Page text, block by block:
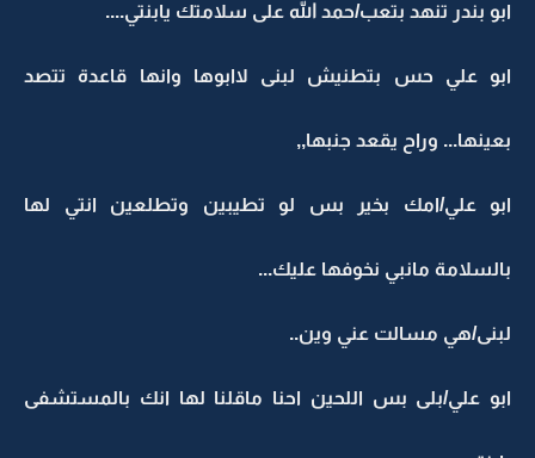
ابو بندر تنهد بتعب/حمد الله على سلامتك يابنتي....
ابو علي حس بتطنيش لبنى لاابوها وانها قاعدة تتصد
بعينها... وراح يقعد جنبها,,
ابو علي/امك بخير بس لو تطيبين وتطلعين انتي لها
بالسلامة مانبي نخوفها عليك...
لبنى/هي مسالت عني وين..
ابو علي/بلى بس اللحين احنا ماقلنا لها انك بالمستشفى